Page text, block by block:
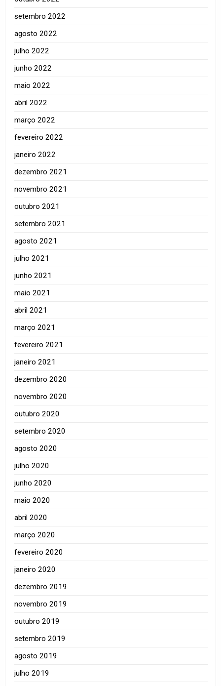
setembro 2022
agosto 2022
julho 2022
junho 2022
maio 2022
abril 2022
março 2022
fevereiro 2022
janeiro 2022
dezembro 2021
novembro 2021
outubro 2021
setembro 2021
agosto 2021
julho 2021
junho 2021
maio 2021
abril 2021
março 2021
fevereiro 2021
janeiro 2021
dezembro 2020
novembro 2020
outubro 2020
setembro 2020
agosto 2020
julho 2020
junho 2020
maio 2020
abril 2020
março 2020
fevereiro 2020
janeiro 2020
dezembro 2019
novembro 2019
outubro 2019
setembro 2019
agosto 2019
julho 2019